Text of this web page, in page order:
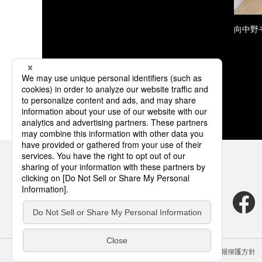
向中野
サイトのご利用にあたって クッキーポリシー 個人情報保護方針